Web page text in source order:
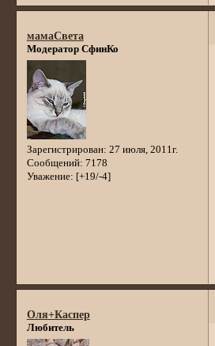
мамаСвета
Модератор СфинКо
Зарегистрирован: 27 июля, 2011г.
Сообщений: 7178
Уважение: [+19/-4]
Оля+Каспер
Любитель